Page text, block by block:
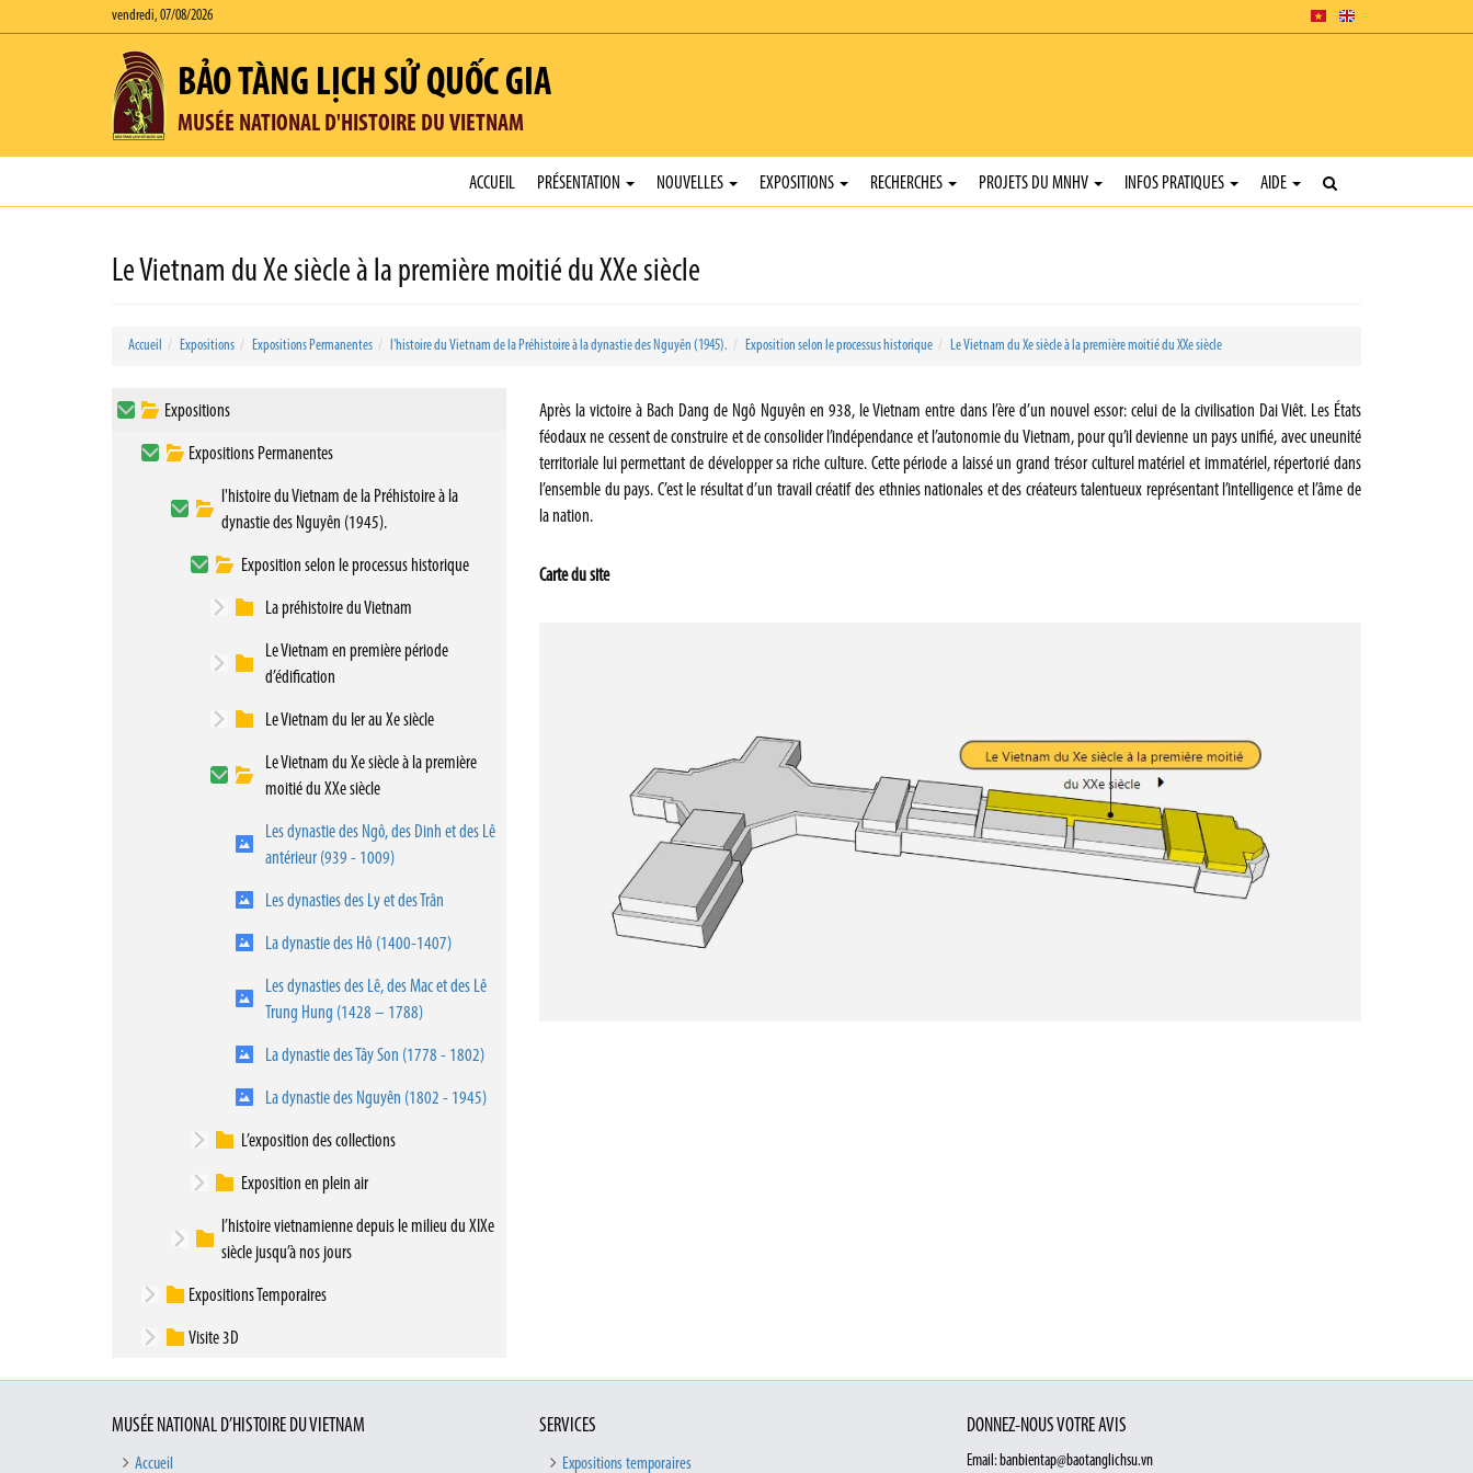
vendredi, 07/08/2026
BẢO TÀNG LỊCH SỬ QUỐC GIA
MUSÉE NATIONAL D'HISTOIRE DU VIETNAM
ACCUEIL PRÉSENTATION NOUVELLES EXPOSITIONS RECHERCHES PROJETS DU MNHV INFOS PRATIQUES AIDE
Le Vietnam du Xe siècle à la première moitié du XXe siècle
Accueil Expositions Expositions Permanentes l'histoire du Vietnam de la Préhistoire à la dynastie des Nguyên (1945). Exposition selon le processus historique Le Vietnam du Xe siècle à la première moitié du XXe siècle
Expositions
Expositions Permanentes
l'histoire du Vietnam de la Préhistoire à la
dynastie des Nguyên (1945).
Exposition selon le processus historique
La préhistoire du Vietnam
Le Vietnam en première période
d’édification
Le Vietnam du Ier au Xe siècle
Le Vietnam du Xe siècle à la première
moitié du XXe siècle
Les dynastie des Ngô, des Dinh et des Lê
antérieur (939 - 1009)
Les dynasties des Ly et des Trân
La dynastie des Hô (1400-1407)
Les dynasties des Lê, des Mac et des Lê
Trung Hung (1428 – 1788)
La dynastie des Tây Son (1778 - 1802)
La dynastie des Nguyên (1802 - 1945)
L’exposition des collections
Exposition en plein air
l’histoire vietnamienne depuis le milieu du XIXe
siècle jusqu’à nos jours
Expositions Temporaires
Visite 3D
Après la victoire à Bach Dang de Ngô Nguyên en 938, le Vietnam entre dans l’ère d’un nouvel essor: celui de la civilisation Dai Viêt. Les États
féodaux ne cessent de construire et de consolider l’indépendance et l’autonomie du Vietnam, pour qu’il devienne un pays unifié, avec uneunité
territoriale lui permettant de développer sa riche culture. Cette période a laissé un grand trésor culturel matériel et immatériel, répertorié dans
l’ensemble du pays. C’est le résultat d’un travail créatif des ethnies nationales et des créateurs talentueux représentant l’intelligence et l’âme de
la nation.
Carte du site
MUSÉE NATIONAL D’HISTOIRE DU VIETNAM
Accueil
SERVICES
Expositions temporaires
DONNEZ-NOUS VOTRE AVIS
Email: banbientap@baotanglichsu.vn